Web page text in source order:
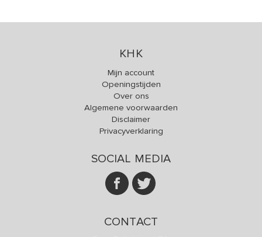
KHK
Mijn account
Openingstijden
Over ons
Algemene voorwaarden
Disclaimer
Privacyverklaring
SOCIAL MEDIA
CONTACT